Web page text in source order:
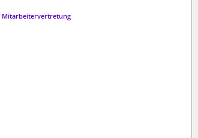
Mitarbeitervertretung